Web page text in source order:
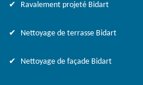
Ravalement projeté Bidart
Nettoyage de terrasse Bidart
Nettoyage de façade Bidart